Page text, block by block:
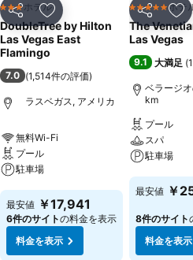
シェア お気に入りに追加
3 ホテルのランク
ホテル
DoubleTree by Hilton
Las Vegas East
Flamingo
7.0 (1,514件の評価)
ラスベガス, アメリカ
無料Wi-Fi
プール
駐車場
料金を表示
最安値 ￥17,941
6件のサイトの料金を表示
料金を表示
シェア お
5 ホテルのラン
ホテ
The
Las Vegas
9.1 大満足 (
ベラージ
km
プール
スパ
駐車場
料金を表示
最安値 ￥
8件のサイト
料金を表示